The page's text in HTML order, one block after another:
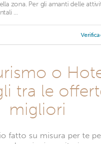
zona. Per gli amanti delle
...
Verifica
o
tra le
migliori
fatto su misura per te